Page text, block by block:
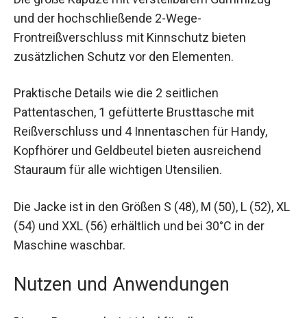
Die große Kapuze mit verstellbarem Gummizug
und der hochschließende 2-Wege-
Frontreißverschluss mit Kinnschutz bieten
zusätzlichen Schutz vor den Elementen.
Praktische Details wie die 2 seitlichen
Pattentaschen, 1 gefütterte Brusttasche mit
Reißverschluss und 4 Innentaschen für Handy,
Kopfhörer und Geldbeutel bieten ausreichend
Stauraum für alle wichtigen Utensilien.
Die Jacke ist in den Größen S (48), M (50), L (52),
XL (54) und XXL (56) erhältlich und bei 30°C in der
Maschine waschbar.
Nutzen und Anwendungen